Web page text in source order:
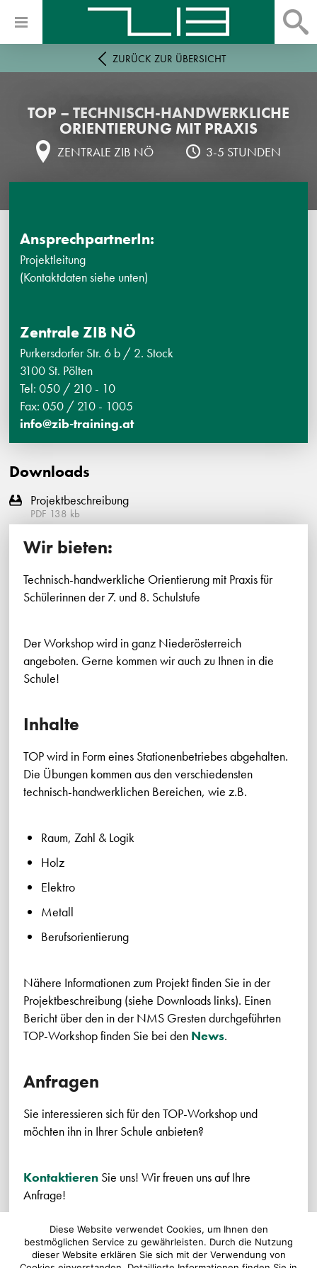
ZURÜCK ZUR ÜBERSICHT
TOP – TECHNISCH-HANDWERKLICHE
ORIENTIERUNG MIT PRAXIS
ZENTRALE ZIB NÖ 3-5 STUNDEN
AnsprechpartnerIn:
Projektleitung
(Kontaktdaten siehe unten)
Zentrale ZIB NÖ
Purkersdorfer Str. 6 b / 2. Stock
3100 St. Pölten
Tel: 050 / 210 - 10
Fax: 050 / 210 - 1005
info@zib-training.at
Downloads
Projektbeschreibung
PDF 138 kb
Wir bieten:
Technisch-handwerkliche Orientierung mit Praxis für
Schülerinnen der 7. und 8. Schulstufe
Der Workshop wird in ganz Niederösterreich
angeboten. Gerne kommen wir auch zu Ihnen in die
Schule!
Inhalte
TOP wird in Form eines Stationenbetriebes abgehalten.
Die Übungen kommen aus den verschiedensten
technisch-handwerklichen Bereichen, wie z.B.
Raum, Zahl & Logik
Holz
Elektro
Metall
Berufsorientierung
Nähere Informationen zum Projekt finden Sie in der
Projektbeschreibung (siehe Downloads links). Einen
Bericht über den in der NMS Gresten durchgeführten
TOP-Workshop finden Sie bei den News.
Anfragen
Sie interessieren sich für den TOP-Workshop und
möchten ihn in Ihrer Schule anbieten?
Kontaktieren Sie uns! Wir freuen uns auf Ihre
Anfrage!
Diese Website verwendet Cookies, um Ihnen den
bestmöglichen Service zu gewährleisten. Durch die Nutzung
dieser Website erklären Sie sich mit der Verwendung von